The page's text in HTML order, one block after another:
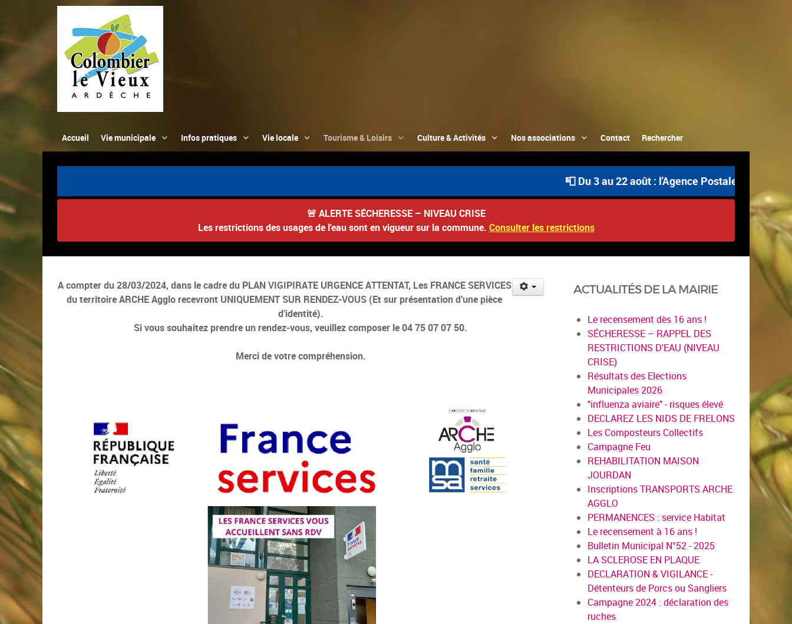
Accueil Vie municipale Infos pratiques Vie locale Tourisme & Loisirs Culture & Activités Nos associations Contact Rechercher
📮 Du 3 au 22 août : l'Agence Postale Communale
🚨 ALERTE SÉCHERESSE – NIVEAU CRISE
Les restrictions des usages de l'eau sont en vigueur sur la commune. Consulter les restrictions
A compter du 28/03/2024, dans le cadre du PLAN VIGIPIRATE URGENCE ATTENTAT, Les FRANCE SERVICES
du territoire ARCHE Agglo recevront UNIQUEMENT SUR RENDEZ-VOUS (Et sur présentation d’une pièce
d’identité).
Si vous souhaitez prendre un rendez-vous, veuillez composer le 04 75 07 07 50.
Merci de votre compréhension.
ACTUALITÉS DE LA MAIRIE
Le recensement dès 16 ans !
SÉCHERESSE – RAPPEL DES
RESTRICTIONS D'EAU (NIVEAU
CRISE)
Résultats des Elections
Municipales 2026
"influenza aviaire" - risques élevé
DECLAREZ LES NIDS DE FRELONS
Les Composteurs Collectifs
Campagne Feu
REHABILITATION MAISON
JOURDAN
Inscriptions TRANSPORTS ARCHE
AGGLO
PERMANENCES : service Habitat
Le recensement à 16 ans !
Bulletin Municipal N°52 - 2025
LA SCLEROSE EN PLAQUE
DECLARATION & VIGILANCE -
Détenteurs de Porcs ou Sangliers
Campagne 2024 : déclaration des
ruches